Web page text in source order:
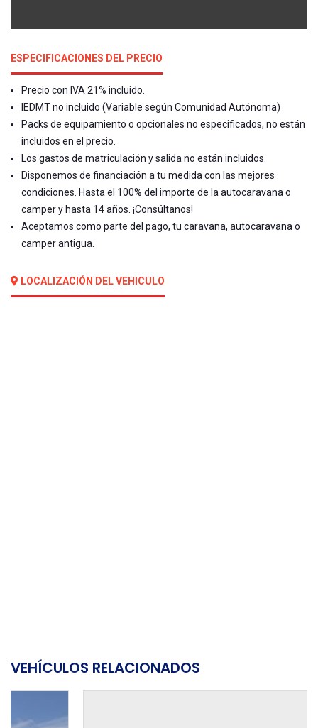
ESPECIFICACIONES DEL PRECIO
Precio con IVA 21% incluido.
IEDMT no incluido (Variable según Comunidad Autónoma)
Packs de equipamiento o opcionales no especificados, no están
incluidos en el precio.
Los gastos de matriculación y salida no están incluidos.
Disponemos de financiación a tu medida con las mejores
condiciones. Hasta el 100% del importe de la autocaravana o
camper y hasta 14 años. ¡Consúltanos!
Aceptamos como parte del pago, tu caravana, autocaravana o
camper antigua.
LOCALIZACIÓN DEL VEHICULO
VEHÍCULOS RELACIONADOS